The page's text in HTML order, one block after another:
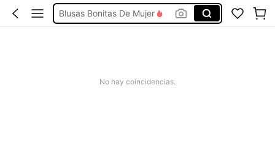
Blusas Bonitas De Mujer
No hay coincidencias.